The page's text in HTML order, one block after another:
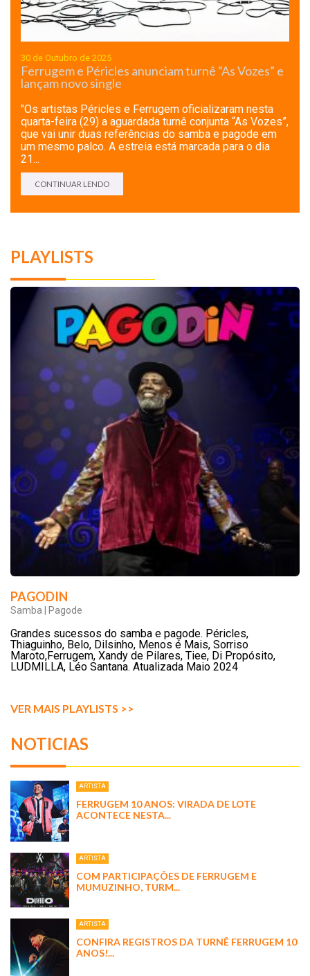
30 de Outubro de 2025
Ferrugem e Péricles anunciam turnê “As Vozes” e
lançam novo single
"Os artistas Péricles e Ferrugem oficializaram nesta
quarta-feira (29) a aguardada turnê conjunta “As Vozes”,
que vai unir duas referências do samba e pagode em
um mesmo palco. A estreia está marcada para o dia
21...
CONTINUAR LENDO
PLAYLISTS
PAGODIN
Samba | Pagode
Grandes sucessos do samba e pagode. Péricles,
Thiaguinho, Belo, Dilsinho, Menos é Mais, Sorriso
Maroto,Ferrugem, Xandy de Pilares, Tiee, Di Propósito,
LUDMILLA, Léo Santana. Atualizada Maio 2024
VER MAIS PLAYLISTS >>
NOTICIAS
ARTISTA
FERRUGEM 10 ANOS: VIRADA DE LOTE
ACONTECE NESTA...
ARTISTA
COM PARTICIPAÇÕES DE FERRUGEM E
MUMUZINHO, TURM...
ARTISTA
CONFIRA REGISTROS DA TURNÊ FERRUGEM 10
ANOS!...